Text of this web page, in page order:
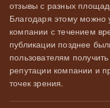
отзывы с разных
Благодаря этому можно
компании с течением
публикации позднее
пользователям
репутации компании и
точек зрения.